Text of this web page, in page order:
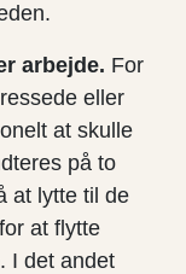
arbejde. For
eller
at skulle
på to
at lytte til de
at flytte
I det andet